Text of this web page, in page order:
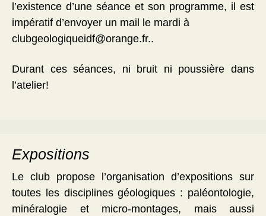
l’existence d’une séance et son programme, il est
impératif d’envoyer un mail le mardi à
clubgeologiqueidf@orange.fr..
Durant ces séances, ni bruit ni poussière dans
l’atelier!
Expositions
Le club propose l’organisation d’expositions sur
toutes les disciplines géologiques : paléontologie,
minéralogie et micro-montages, mais aussi